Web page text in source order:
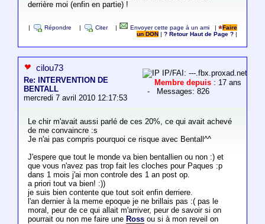
derrière moi (enfin en partie) !
Répondre Citer Envoyer cette page à un ami |
Faire
un DON
|? Retour Haut de Page ?
cilou73
Re: INTERVENTION DE
BENTALL
mercredi 7 avril 2010 12:17:53
IP/FAI: ---.fbx.proxad.net
Membre depuis : 17 ans
- Messages: 826
Le chir m'avait aussi parlé de ces 20%, ce qui avait achevé
de me convaincre :s
Je n'ai pas compris pourquoi ce risque avec Bentall^^
J'espere que tout le monde va bien bentallien ou non :) et
que vous n'avez pas trop fait les cloches pour Paques :p
dans 1 mois j'ai mon controle des 1 an post op.
a priori tout va bien! :))
je suis bien contente que tout soit enfin derriere.
l'an dernier à la meme epoque je ne brillais pas :( pas le
moral, peur de ce qui allait m'arriver, peur de savoir si on
pourrait ou non me faire une Rossou si à mon reveil on